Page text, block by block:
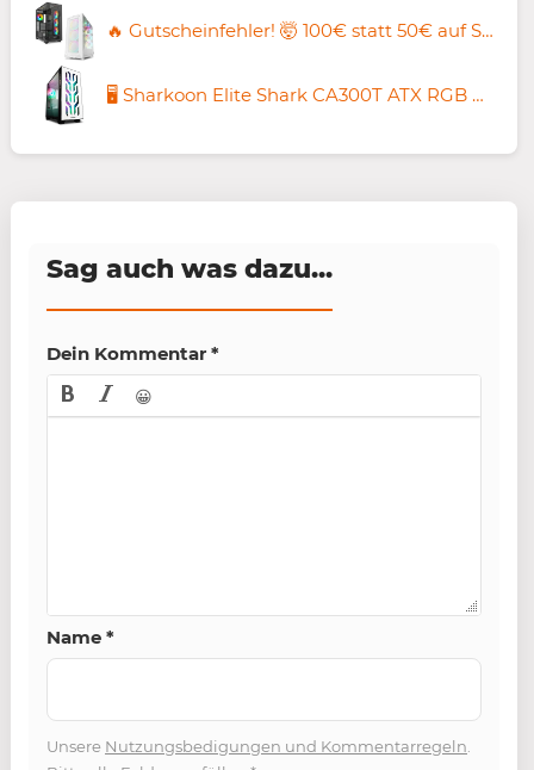
🔥 Gutscheinfehler! 🤯 100€ statt 50€ auf Sharkoon PC-Gehäuse – z.B. REV 300 für 59,99€ (statt 160€)
🖥️ Sharkoon Elite Shark CA300T ATX RGB PC-Gehäuse für 79,99€ (statt 160€)
Sag auch was dazu...
Dein Kommentar *
😀
Name *
Unsere Nutzungsbedigungen und Kommentarregeln